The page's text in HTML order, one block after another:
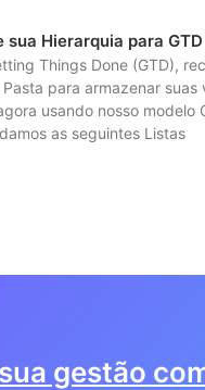
sua Hierarquia para GTD
Things Done (GTD),
para armazenar suas
usando nosso modelo
as seguintes Listas
gestão